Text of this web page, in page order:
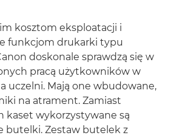
kosztom eksploatacji i
funkcjom drukarki typu
doskonale sprawdzą się w
pracą użytkowników w
uczelni. Mają one wbudowane,
na atrament. Zamiast
kaset wykorzystywane są
butelki. Zestaw butelek z